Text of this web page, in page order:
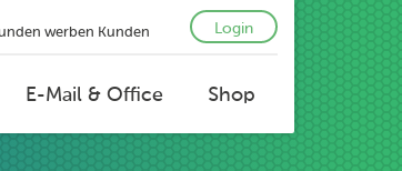
werben Kunden Login
E-Mail & Office Shop